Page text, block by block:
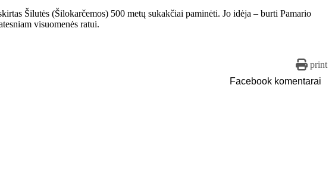
Šilutės (Šilokarčemos) 500 metų sukakčiai paminėti. Jo idėja – burti Pamario
visuomenės ratui.
print
Facebook komentarai